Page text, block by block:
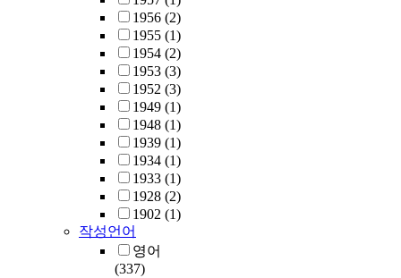
1956 (2)
1955 (1)
1954 (2)
1953 (3)
1952 (3)
1949 (1)
1948 (1)
1939 (1)
1934 (1)
1933 (1)
1928 (2)
1902 (1)
작성언어
영어
(337)